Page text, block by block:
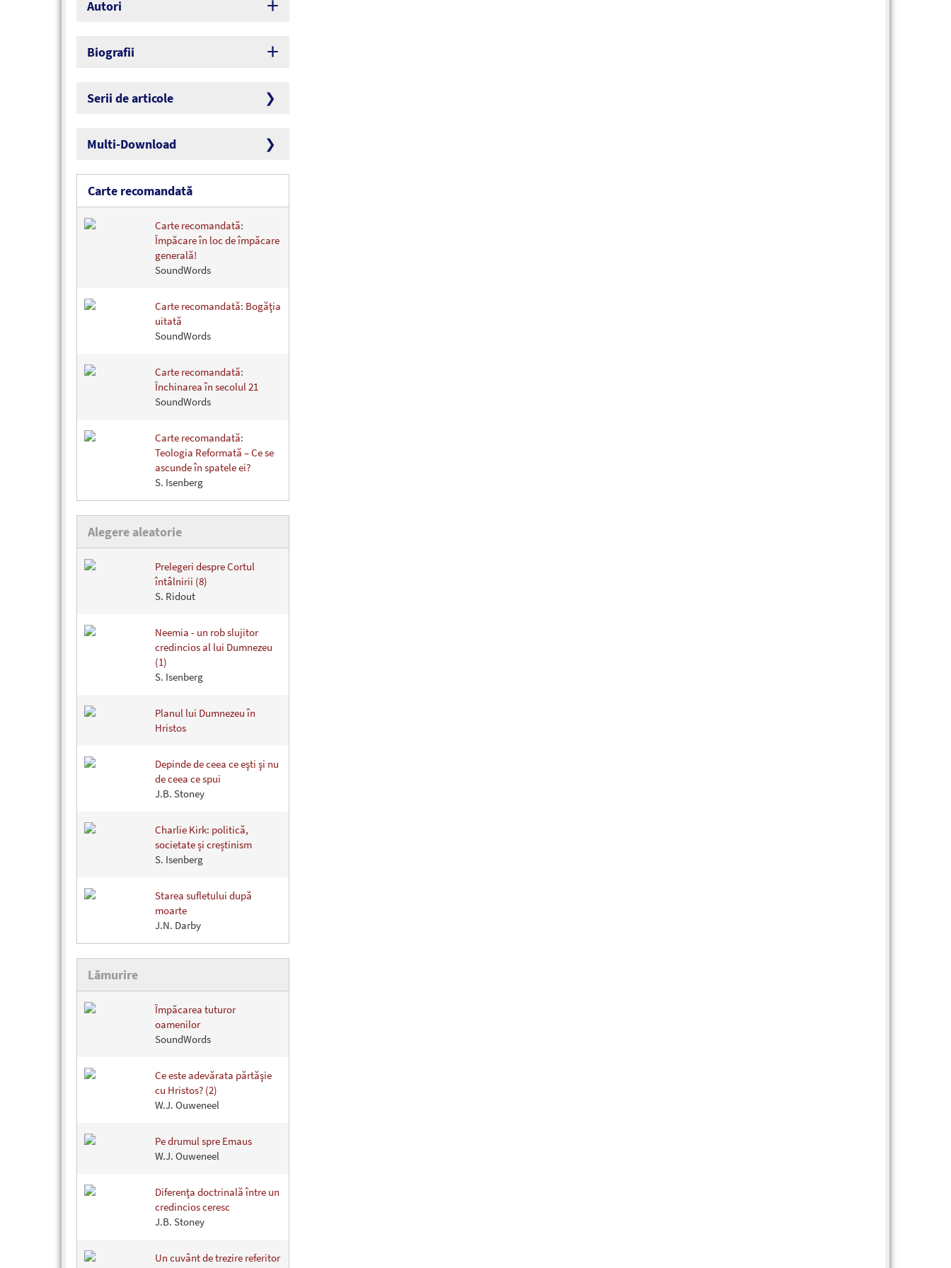
Autori
Biografii
Serii de articole
Multi-Download
Carte recomandată
Carte recomandată:
Împăcare în loc de împăcare
generală!
SoundWords
Carte recomandată: Bogăţia
uitată
SoundWords
Carte recomandată:
Închinarea în secolul 21
SoundWords
Carte recomandată:
Teologia Reformată – Ce se
ascunde în spatele ei?
S. Isenberg
Alegere aleatorie
Prelegeri despre Cortul
întâlnirii (8)
S. Ridout
Neemia - un rob slujitor
credincios al lui Dumnezeu
(1)
S. Isenberg
Planul lui Dumnezeu în
Hristos
Depinde de ceea ce eşti şi nu
de ceea ce spui
J.B. Stoney
Charlie Kirk: politică,
societate și creștinism
S. Isenberg
Starea sufletului după
moarte
J.N. Darby
Lămurire
Împăcarea tuturor
oamenilor
SoundWords
Ce este adevărata părtăşie
cu Hristos? (2)
W.J. Ouweneel
Pe drumul spre Emaus
W.J. Ouweneel
Diferenţa doctrinală între un
credincios ceresc
J.B. Stoney
Un cuvânt de trezire referitor